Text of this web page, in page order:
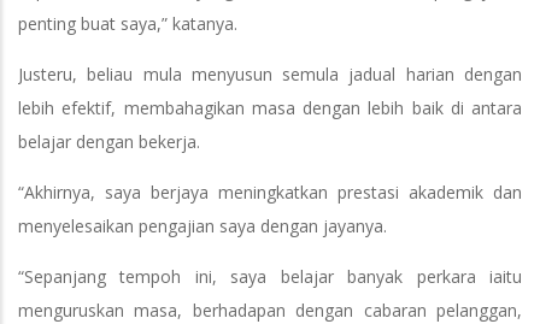
penting buat saya,” katanya.
Justeru, beliau mula menyusun semula jadual harian dengan
lebih efektif, membahagikan masa dengan lebih baik di antara
belajar dengan bekerja.
“Akhirnya, saya berjaya meningkatkan prestasi akademik dan
menyelesaikan pengajian saya dengan jayanya.
“Sepanjang tempoh ini, saya belajar banyak perkara iaitu
menguruskan masa, berhadapan dengan cabaran pelanggan,